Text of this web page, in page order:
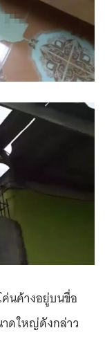
นค้างอยู่บนขื่อ
าดใหญ่ดังกล่าว